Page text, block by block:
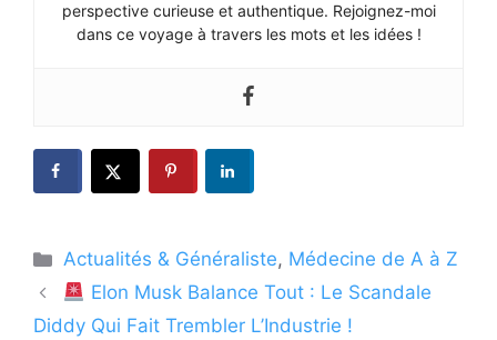
perspective curieuse et authentique. Rejoignez-moi
dans ce voyage à travers les mots et les idées !
Catégories
Actualités & Généraliste, Médecine de A à Z
Elon Musk Balance Tout : Le Scandale
Diddy Qui Fait Trembler L’Industrie !